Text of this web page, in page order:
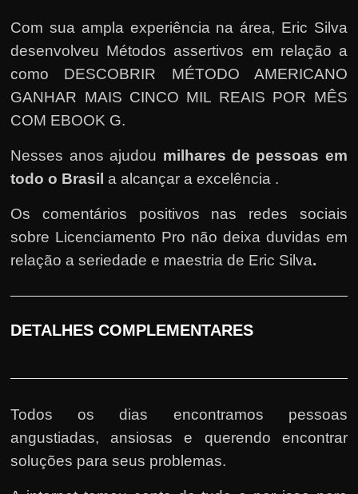
Com sua ampla experiência na área, Eric Silva
desenvolveu Métodos assertivos em relação a
como DESCOBRIR MÉTODO AMERICANO
GANHAR MAIS CINCO MIL REAIS POR MÊS
COM EBOOK G.
Nesses anos ajudou milhares de pessoas em
todo o Brasil a alcançar a excelência .
Os comentários positivos nas redes sociais
sobre Licenciamento Pro não deixa duvidas em
relação a seriedade e maestria de Eric Silva.
DETALHES COMPLEMENTARES
Todos os dias encontramos pessoas
angustiadas, ansiosas e querendo encontrar
soluções para seus problemas.